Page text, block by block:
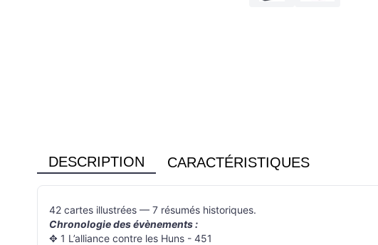
DESCRIPTION CARACTÉRISTIQUES
42 cartes illustrées — 7 résumés historiques.
Chronologie des évènements :
✥ 1 L’alliance contre les Huns - 451